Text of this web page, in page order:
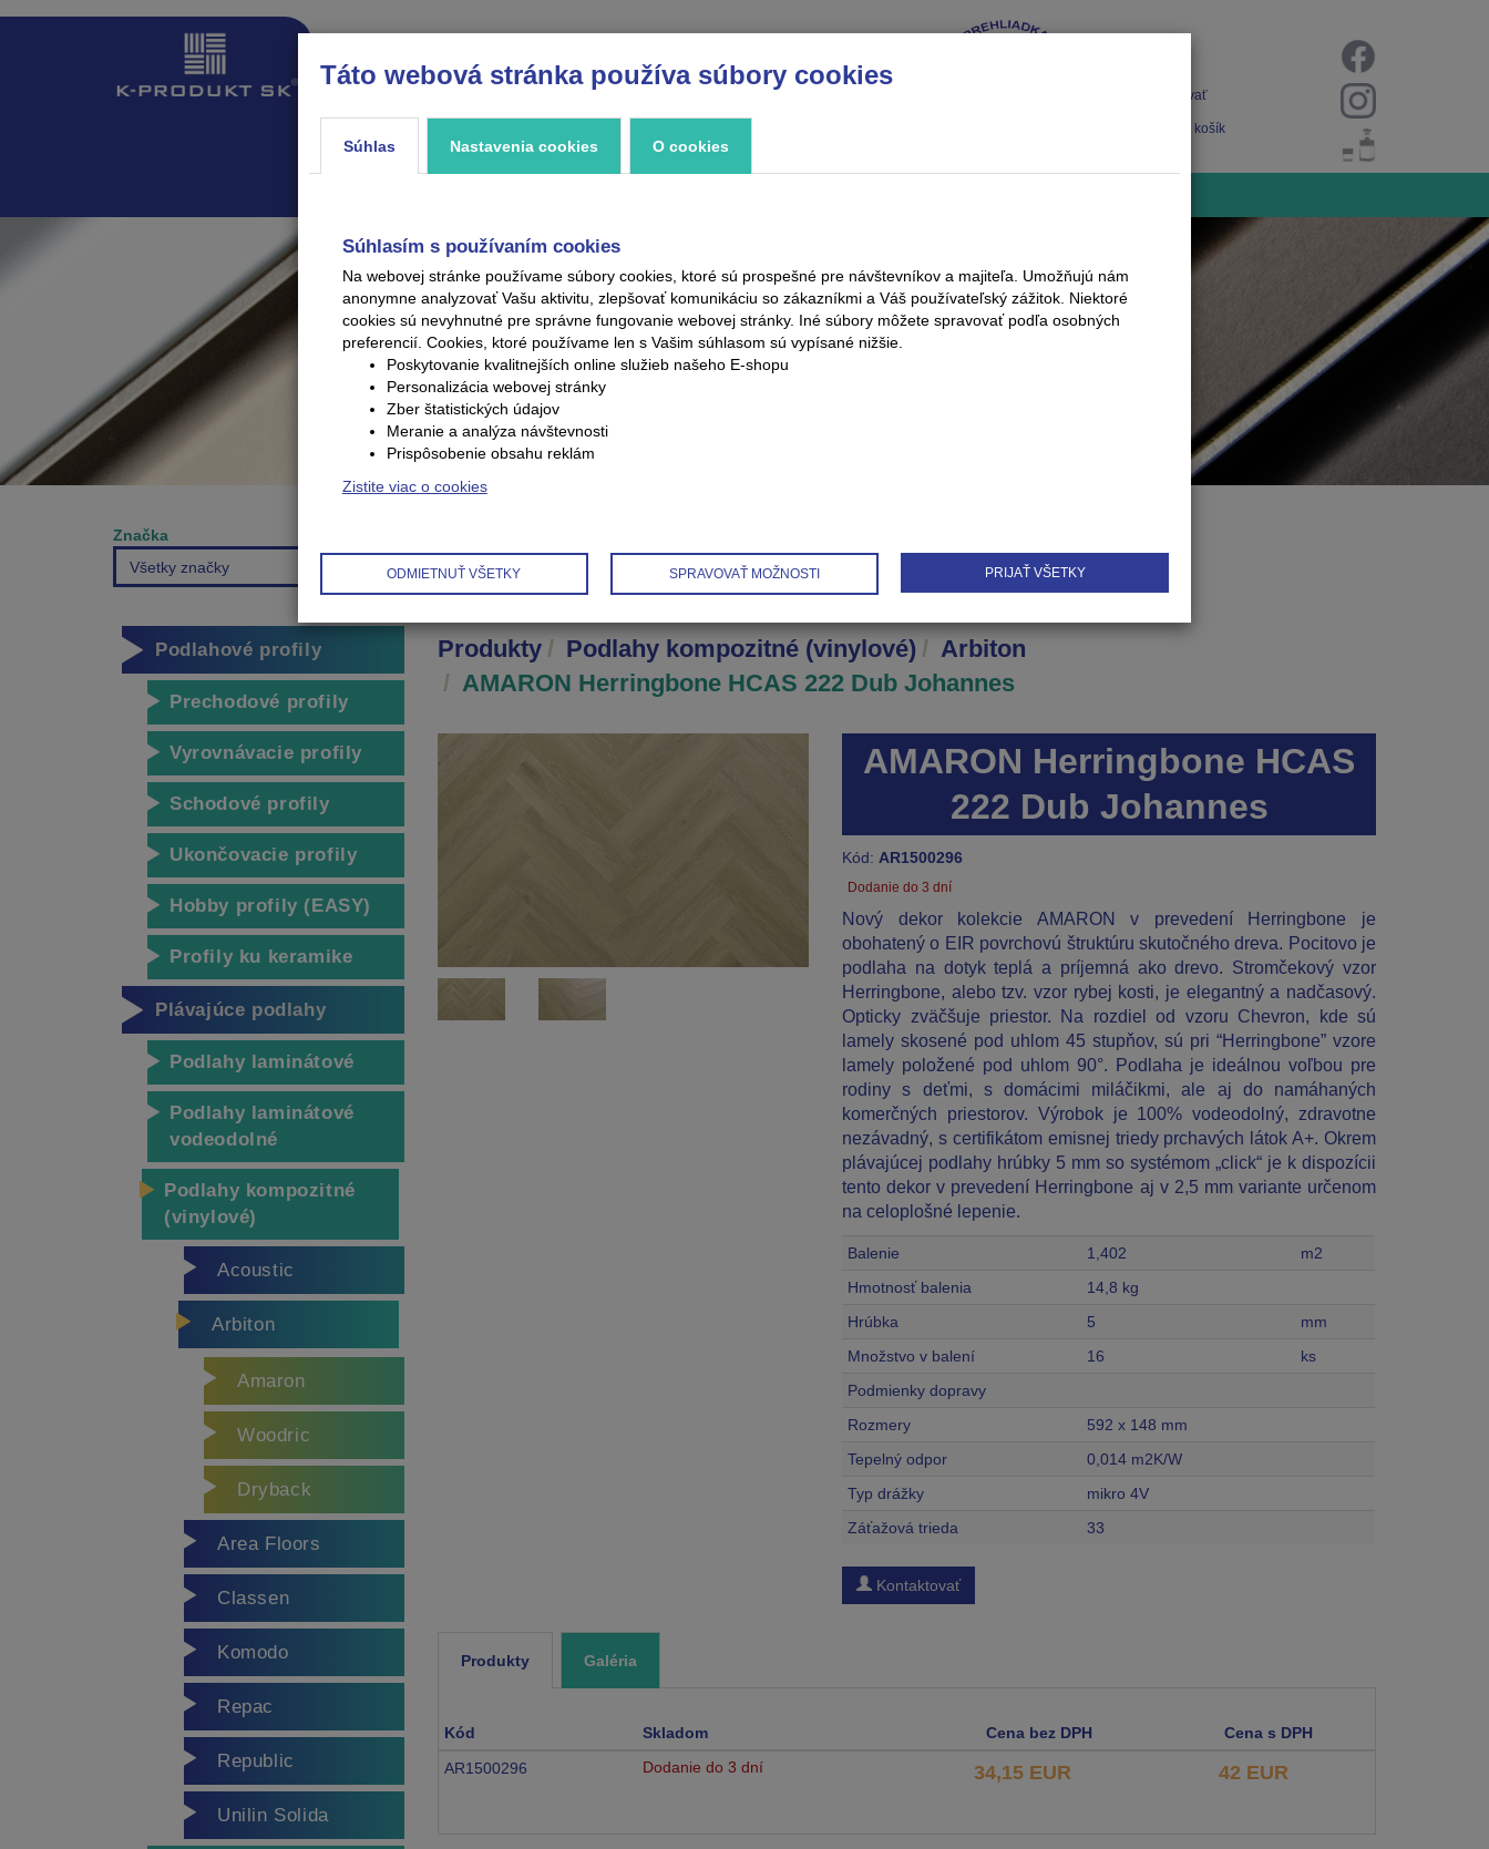
ZAUJÍMAVOSTI Registrovať
Nákupný košík
Značka
Všetky značky
Podlahové profily
Prechodové profily
Vyrovnávacie profily
Schodové profily
Ukončovacie profily
Hobby profily (EASY)
Profily ku keramike
Plávajúce podlahy
Podlahy laminátové
Podlahy laminátové
vodeodolné
Podlahy kompozitné
(vinylové)
Acoustic
Arbiton
Amaron
Woodric
Dryback
Area Floors
Classen
Komodo
Repac
Republic
Unilin Solida
Produkty Podlahy kompozitné (vinylové)
Arbiton
AMARON Herringbone HCAS 222 Dub Johannes
AMARON Herringbone HCAS
222 Dub Johannes
Kód: AR1500296
Dodanie do 3 dní
Nový dekor kolekcie AMARON v prevedení Herringbone je
obohatený o EIR povrchovú štruktúru skutočného dreva. Pocitovo je
podlaha na dotyk teplá a príjemná ako drevo. Stromčekový vzor
Herringbone, alebo tzv. vzor rybej kosti, je elegantný a nadčasový.
Opticky zväčšuje priestor. Na rozdiel od vzoru Chevron, kde sú
lamely skosené pod uhlom 45 stupňov, sú pri “Herringbone” vzore
lamely položené pod uhlom 90°. Podlaha je ideálnou voľbou pre
rodiny s deťmi, s domácimi miláčikmi, ale aj do namáhaných
komerčných priestorov. Výrobok je 100% vodeodolný, zdravotne
nezávadný, s certifikátom emisnej triedy prchavých látok A+. Okrem
plávajúcej podlahy hrúbky 5 mm so systémom „click“ je k dispozícii
tento dekor v prevedení Herringbone aj v 2,5 mm variante určenom
na celoplošné lepenie.
Balenie 1,402
m2
Hmotnosť balenia
14,8 kg
Hrúbka
5
mm
Množstvo v balení
16
ks
Podmienky dopravy
Rozmery
592 x 148 mm
Tepelný odpor
0,014 m2K/W
Typ drážky
mikro 4V
Záťažová trieda
33
Kontaktovať
Produkty Galéria
Kód Skladom Cena bez DPH
Cena s DPH
AR1500296
Dodanie do 3 dní 34,15 EUR 42 EUR
Táto webová stránka používa súbory cookies
Súhlas Nastavenia cookies O cookies
Súhlasím s používaním cookies
Na webovej stránke používame súbory cookies, ktoré sú prospešné pre návštevníkov a majiteľa. Umožňujú nám
anonymne analyzovať Vašu aktivitu, zlepšovať komunikáciu so zákazníkmi a Váš používateľský zážitok. Niektoré
cookies sú nevyhnutné pre správne fungovanie webovej stránky. Iné súbory môžete spravovať podľa osobných
preferencií. Cookies, ktoré používame len s Vašim súhlasom sú vypísané nižšie.
Poskytovanie kvalitnejších online služieb našeho E-shopu
Personalizácia webovej stránky
Zber štatistických údajov
Meranie a analýza návštevnosti
Prispôsobenie obsahu reklám
Zistite viac o cookies
ODMIETNUŤ VŠETKY SPRAVOVAŤ MOŽNOSTI PRIJAŤ VŠETKY